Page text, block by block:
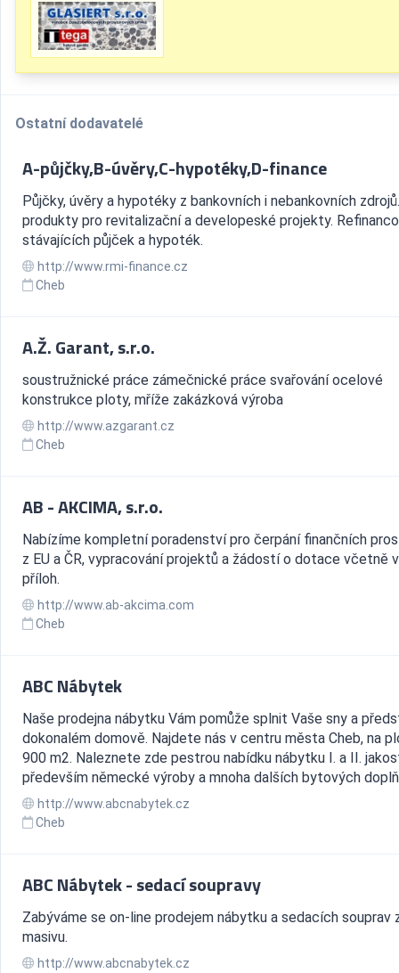
Ostatní dodavatelé
A-půjčky,B-úvěry,C-hypotéky,D-finance
Půjčky, úvěry a hypotéky z bankovních i nebankovních
produkty pro revitalizační a developeské projekty.
stávajících půjček a hypoték.
http://www.rmi-finance.cz
Cheb
A.Ž. Garant, s.r.o.
soustružnické práce zámečnické práce svařování ocelové
konstrukce ploty, mříže zakázková výroba
http://www.azgarant.cz
Cheb
AB - AKCIMA, s.r.o.
Nabízíme kompletní poradenství pro čerpání finančních
z EU a ČR, vypracování projektů a žádostí o dotace včetně
příloh.
http://www.ab-akcima.com
Cheb
ABC Nábytek
Naše prodejna nábytku Vám pomůže splnit Vaše sny a
dokonalém domově. Najdete nás v centru města Cheb, na
900 m2. Naleznete zde pestrou nabídku nábytku I. a II.
především německé výroby a mnoha dalších bytových
http://www.abcnabytek.cz
Cheb
ABC Nábytek - sedací soupravy
Zabýváme se on-line prodejem nábytku a sedacích souprav
masivu.
http://www.abcnabytek.cz